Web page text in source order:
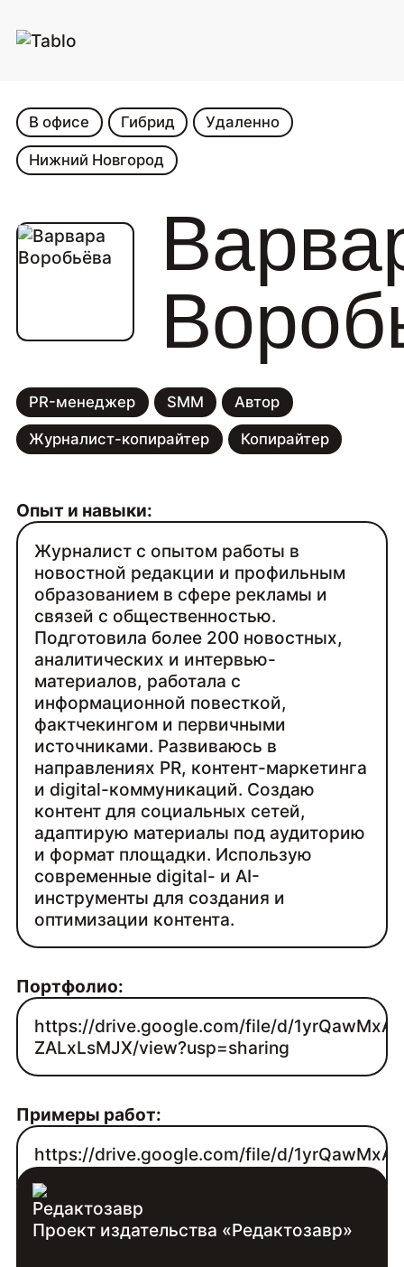
PR-менеджер SMM Автор
Журналист-копирайтер Копирайтер
В офисе Гибрид Удаленно
Нижний Новгород
Опыт и навыки:
Журналист с опытом работы в
новостной редакции и профильным
образованием в сфере рекламы и
связей с общественностью.
Подготовила более 200 новостных,
аналитических и интервью-
материалов, работала с
информационной повесткой,
фактчекингом и первичными
источниками. Развиваюсь в
направлениях PR, контент-маркетинга
и digital-коммуникаций. Создаю
контент для социальных сетей,
адаптирую материалы под аудиторию
и формат площадки. Использую
современные digital- и AI-
инструменты для создания и
оптимизации контента.
Портфолио:
https://drive.google.com/file/d/
ZALxLsMJX/view?usp=sharing
Примеры работ:
https://drive.google.com/file/d/
Контакты:
Проект издательства «Редактозавр»